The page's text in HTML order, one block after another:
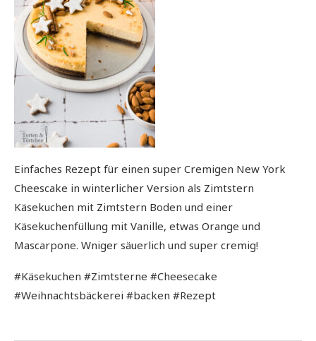
Einfaches Rezept für einen super Cremigen New York
Cheescake in winterlicher Version als Zimtstern
Käsekuchen mit Zimtstern Boden und einer
Käsekuchenfüllung mit Vanille, etwas Orange und
Mascarpone. Wniger säuerlich und super cremig!
#Käsekuchen #Zimtsterne #Cheesecake
#Weihnachtsbäckerei #backen #Rezept